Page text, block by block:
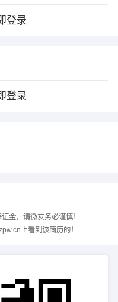
登录
登录
金，请微友务必谨慎！
上看到该简历的！